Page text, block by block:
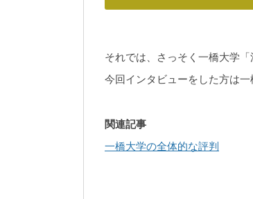
それでは、さっそく一橋大学
今回インタビューをした方は
関連記事
一橋大学の全体的な評判